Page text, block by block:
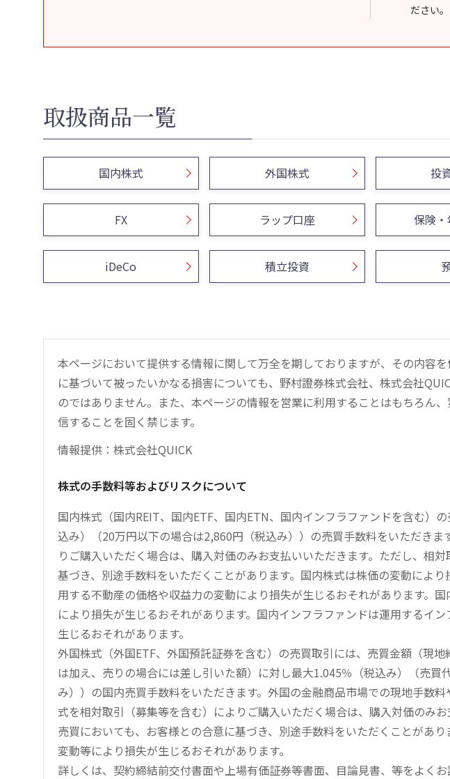
ださい。
取扱商品一覧
国内株式 外国株式 投
FX ラップ口座 保険
iDeCo 積立投資
本ページにおいて提供する情報に関して万全を期しておりますが、その内容
に基づいて被ったいかなる損害についても、野村證券株式会社、株式会社
のではありません。また、本ページの情報を営業に利用することはもちろん
信することを固く禁じます。
情報提供：株式会社QUICK
株式の手数料等およびリスクについて
国内株式（国内REIT、国内ETF、国内ETN、国内インフラファンドを含む）
込み）（20万円以下の場合は2,860円（税込み））の売買手数料をいただき
りご購入いただく場合は、購入対価のみお支払いいただきます。ただし、相
基づき、別途手数料をいただくことがあります。国内株式は株価の変動によ
用する不動産の価格や収益力の変動により損失が生じるおそれがあります。
により損失が生じるおそれがあります。国内インフラファンドは運用するイ
生じるおそれがあります。
外国株式（外国ETF、外国預託証券を含む）の売買取引には、売買金額（現
は加え、売りの場合には差し引いた額）に対し最大1.045％（税込み）（売
み））の国内売買手数料をいただきます。外国の金融商品市場での現地手数
式を相対取引（募集等を含む）によりご購入いただく場合は、購入対価のみ
売買においても、お客様との合意に基づき、別途手数料をいただくことがあ
変動等により損失が生じるおそれがあります。
詳しくは、契約締結前交付書面や上場有価証券等書面、目論見書、等をよくお